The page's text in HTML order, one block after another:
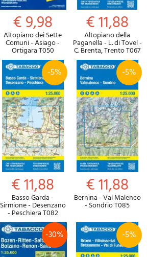
€ 9,98
Altopiano dei Sette
Comuni - Asiago -
Ortigara T050
€ 11,88
Altopiano della
Paganella - L. di Tovel -
C. Brenta, Trento T067
-5%
€ 11,88
Basso Garda -
Sirmione - Desenzano
- Peschiera T082
-5%
€ 11,88
Bernina - Val Malenco
- Sondrio T085
-30% -5%